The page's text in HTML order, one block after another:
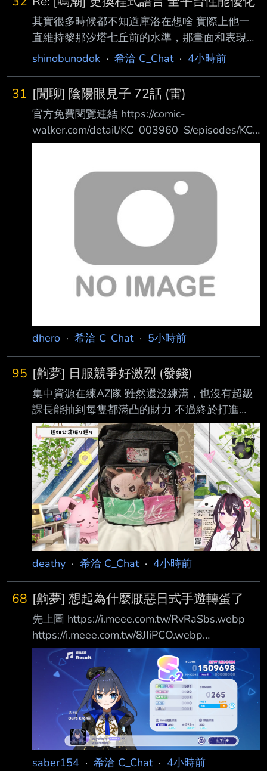
其實很多時候都不知道庫洛在想啥 實際上他一
直維持黎那汐塔七丘前的水準，那畫面和表現力
也足夠優秀了 但他偏偏不要穩定的今州、拉古
一直想搞新東西，離現在越近的他越想搞 代價
就是遊戲執行上的優化老是出問題（不是指便民
優化，雖然我覺得聲駭那些也該優化，老庫別拉
了） 改版前兩天各種搞笑比比皆是，說的各種
早就會被玩家幹飛了 至今還沒被幹飛單純是玩
家真的能感受到，這群像神人學院的啥子，穩穩
shinobunodok · 希洽 C_Chat· 4小時前
31 [閒聊] 陰陽眼見子 72話 (雷)
官方免費閱覽連結 https://comic-
walker.com/detail/KC_003960_S/episodes/KC_
0039600010500011_E 上回傳送門
.A.1FA.html 瀨戶在廢棄大樓設置的防禦結界可
騙過普通惡靈的感知，但無法逃過【那東西】
不過瀨戶也有收穫，當黑衣人雷塔在動物園失蹤
後，他立刻趕去尋找， 雖然只找到不成人形的
殘骸，可是雷塔留下了關鍵影像情報
https://imgpoi.c
dhero · 希洽 C_Chat· 5小時前
95 [齁夢] 日服競爭好激烈 (發錢)
集中資源在練AZ隊 雖然還沒練滿，也沒有超級
課長能抽到每隻都滿凸的財力 不過終於打進
AZKi的ホロメンスコアレート前十名了 日服大
家分數怎麼都這麼高...
https://pbs.twimg.com/media/HPIC5EHbMAA4
Wjm?format=jpg 然後機率性發動的主動技真的
很看臉... 以下推文 10P * 100樓 感謝各位~ 不發
超黑名單 -- https://youtu.be/5WdqnMWJKtk?
t=5414 https://i.imgur.com/xok93dT.png ht
deathy · 希洽 C_Chat· 4小時前
68 [齁夢] 想起為什麼厭惡日式手遊轉蛋了
先上圖 https://i.meee.com.tw/RvRaSbs.webp
https://i.meee.com.tw/8JIiPCO.webp
https://i.meee.com.tw/fk8Rt5H.webp 總共17個
五星扣掉一開始選的必給的 任務給的五星卷
*1+2個必五星十連只剩13個 抽數應該是
128+10(初始三選PU池)+11(泳裝池)+201(本次
活動)+18(兩個必5星10連) =13個/368 只看這次
卡池則是6個/201 一個在3.5% 一個在3% 聽說
這是5%池? 嗯? 然後一
saber154 · 希洽 C_Chat· 4小時前